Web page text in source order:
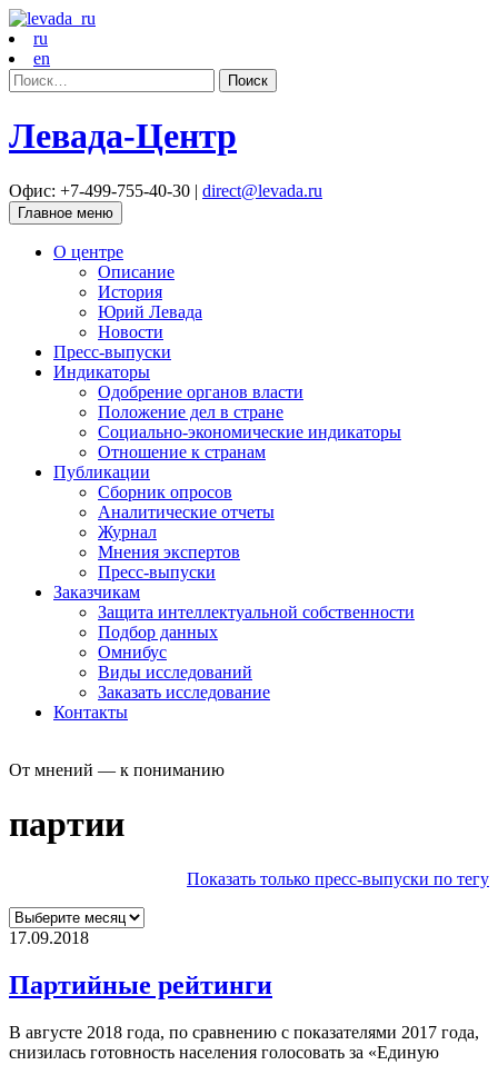
ru
en
Найти:
Левада-Центр
Офис: +7-499-755-40-30 | direct@levada.ru
Главное меню
О центре
Описание
История
Юрий Левада
Новости
Пресс-выпуски
Индикаторы
Одобрение органов власти
Положение дел в стране
Социально-экономические индикаторы
Отношение к странам
Публикации
Сборник опросов
Аналитические отчеты
Журнал
Мнения экспертов
Пресс-выпуски
Заказчикам
Защита интеллектуальной собственности
Подбор данных
Омнибус
Виды исследований
Заказать исследование
Контакты
От мнений — к пониманию
партии
Показать только пресс-выпуски по тегу
17.09.2018
Партийные рейтинги
В августе 2018 года, по сравнению с показателями 2017 года,
снизилась готовность населения голосовать за «Единую